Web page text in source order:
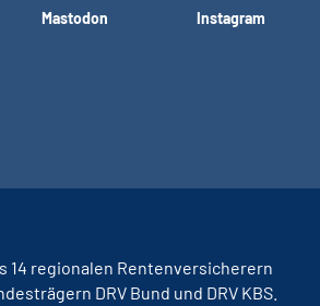
Mastodon Instagram
14 regionalen Rentenversicherern
DRV Bund und DRV KBS.